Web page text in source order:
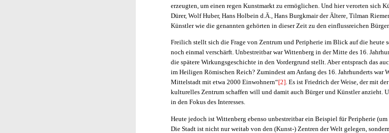
erzeugten, um einen regen Kunstmarkt zu ermöglichen. Und hier verorten sich
Dürer, Wolf Huber, Hans Holbein d.Ä., Hans Burgkmair der Ältere, Tilman
Künstler wie die genannten gehörten in dieser Zeit zu den einflussreichen
Freilich stellt sich die Frage von Zentrum und Peripherie im Blick auf die heute
noch einmal verschärft. Unbestreitbar war Wittenberg in der Mitte des 16.
die spätere Wirkungsgeschichte in den Vordergrund stellt. Aber entsprach das
im Heiligen Rö­mi­schen Reich? Zumindest am Anfang des 16. Jahrhunderts war
Mittelstadt mit etwa 2000 Einwohnern“[2]. Es ist Friedrich der Weise, der mit
kulturelles Zentrum schaffen will und damit auch Bürger und Künstler anzieht.
in den Fokus des Interesses.
Heute jedoch ist Wittenberg ebenso unbestreitbar ein Beispiel für Peripherie
Die Stadt ist nicht nur weitab von den (Kunst-) Zentren der Welt gelegen,